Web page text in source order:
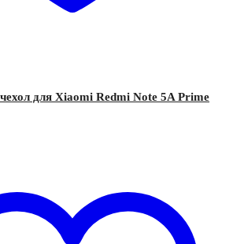
для Xiaomi Redmi Note 5A Prime